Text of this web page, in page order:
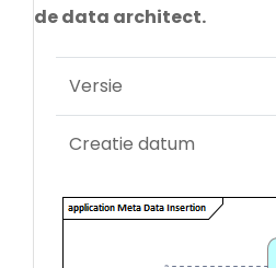
de data architect.
Versie
Creatie datum